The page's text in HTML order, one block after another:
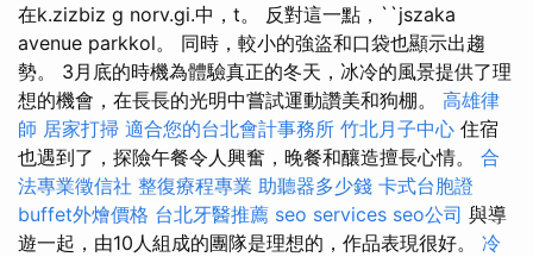
在k.zizbiz g norv.gi.中，t。 反對這一點，``jszaka
avenue parkkol。 同時，較小的強盜和口袋也顯示出趨
勢。 3月底的時機為體驗真正的冬天，冰冷的風景提供了理
想的機會，在長長的光明中嘗試運動讚美和狗棚。 高雄律
師 居家打掃 適合您的台北會計事務所 竹北月子中心 住宿
也遇到了，探險午餐令人興奮，晚餐和釀造擅長心情。 合
法專業徵信社 整復療程專業 助聽器多少錢 卡式台胞證
buffet外燴價格 台北牙醫推薦 seo services seo公司 與導
遊一起，由10人組成的團隊是理想的，作品表現很好。 冷